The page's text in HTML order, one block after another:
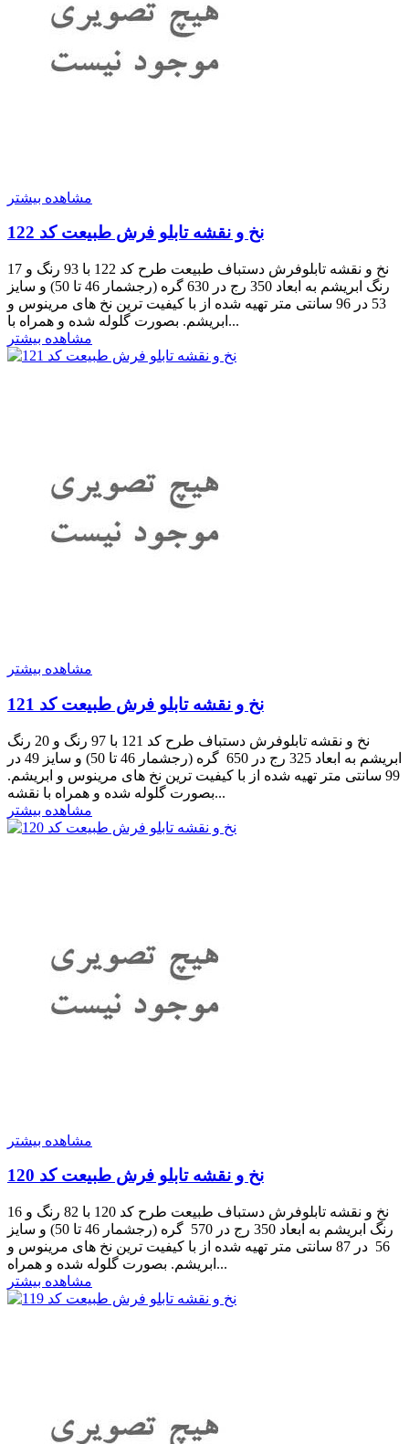
مشاهده بیشتر
نخ و نقشه تابلو فرش طبیعت کد 122
نخ و نقشه تابلوفرش دستباف طبیعت طرح کد 122 با 93 رنگ و 17
رنگ ابریشم به ابعاد 350 رج در 630 گره (رجشمار 46 تا 50) و سایز
53 در 96 سانتی متر تهیه شده از با کیفیت ترین نخ های مرینوس و
ابریشم. بصورت گلوله شده و همراه با...
مشاهده بیشتر
مشاهده بیشتر
نخ و نقشه تابلو فرش طبیعت کد 121
نخ و نقشه تابلوفرش دستباف طرح کد 121 با 97 رنگ و 20 رنگ
ابریشم به ابعاد 325 رج در 650 گره (رجشمار 46 تا 50) و سایز 49 در
99 سانتی متر تهیه شده از با کیفیت ترین نخ های مرینوس و ابریشم.
بصورت گلوله شده و همراه با نقشه...
مشاهده بیشتر
مشاهده بیشتر
نخ و نقشه تابلو فرش طبیعت کد 120
نخ و نقشه تابلوفرش دستباف طبیعت طرح کد 120 با 82 رنگ و 16
رنگ ابریشم به ابعاد 350 رج در 570 گره (رجشمار 46 تا 50) و سایز
56 در 87 سانتی متر تهیه شده از با کیفیت ترین نخ های مرینوس و
ابریشم. بصورت گلوله شده و همراه...
مشاهده بیشتر